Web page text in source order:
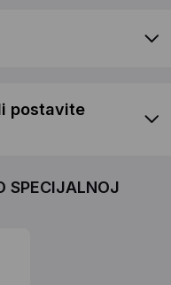
postavite
SPECIJALNOJ